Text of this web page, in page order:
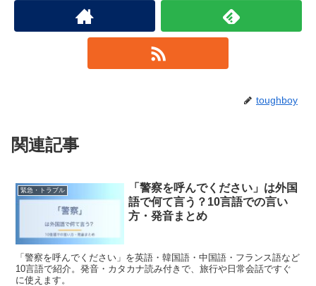
toughboy
関連記事
緊急・トラブル
「警察を呼んでください」は外国
語で何て言う？10言語での言い
方・発音まとめ
「警察を呼んでください」を英語・韓国語・中国語・フランス語など
10言語で紹介。発音・カタカナ読み付きで、旅行や日常会話ですぐ
に使えます。